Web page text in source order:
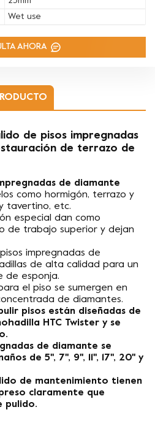
Wet use
AHORA
de pisos impregnadas
de terrazo de
de diamante
como hormigón, terrazo y
tavertino, etc.
especial dan como
de trabajo superior y dejan
impregnadas de
de alta calidad para un
de esponja.
el piso se sumergen en
de diamantes.
pisos están diseñadas de
HTC Twister y se
de diamante se
de 5'', 7'', 9'', 11'', 17'', 20'' y
de mantenimiento tienen
claramente que
pulido.